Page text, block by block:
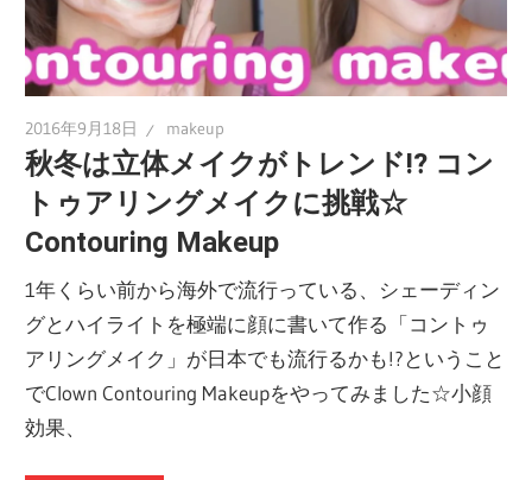
2016年9月18日 makeup
秋冬は立体メイクがトレンド!? コン
トゥアリングメイクに挑戦☆
Contouring Makeup
1年くらい前から海外で流行っている、シェーディン
グとハイライトを極端に顔に書いて作る「コントゥ
アリングメイク」が日本でも流行るかも!?ということ
でClown Contouring Makeupをやってみました☆小顔
効果、